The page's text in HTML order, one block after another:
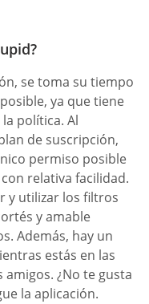
se toma su tiempo
ya que tiene
política. Al
de suscripción,
permiso posible
relativa facilidad.
y utilizar los filtros
y amable
Además, hay un
estás en las
¿No te gusta
la aplicación.